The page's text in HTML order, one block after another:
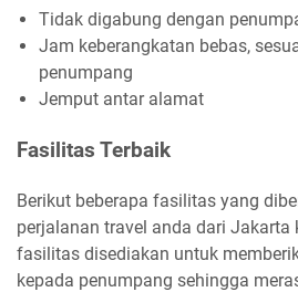
Tidak digabung dengan
Jam keberangkatan bebas,
penumpang
Jemput antar alamat
Fasilitas Terbaik
Berikut beberapa fasilitas yang
perjalanan travel anda dari Jakarta
fasilitas disediakan untuk
kepada penumpang sehingga